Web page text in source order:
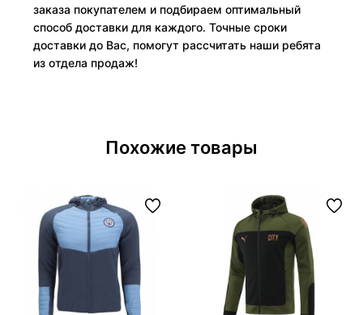
заказа покупателем и подбираем оптимальный
способ доставки для каждого. Точные сроки
доставки до Вас, помогут рассчитать наши ребята
из отдела продаж!
Похожие товары